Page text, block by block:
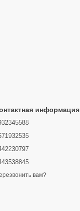
информация
вам?